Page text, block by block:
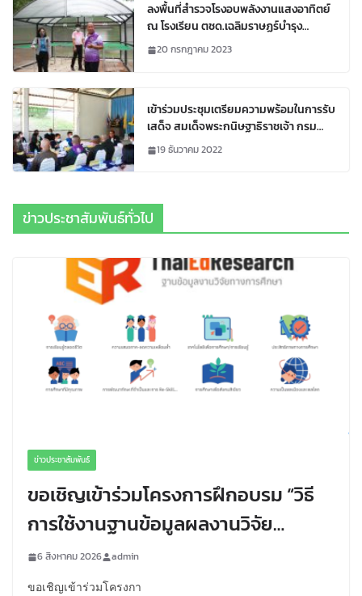
ลงพื้นที่สำรวจโรงอบพลังงานแสงอาทิตย์
ณ โรงเรียน ตชด.เฉลิมราษฏร์บำรุง
อ.ด่านซ้าย จ.เลย
20 กรกฎาคม 2023
เข้าร่วมประชุมเตรียมความพร้อมในการรับ
เสด็จ สมเด็จพระกนิษฐาธิราชเจ้า กรม
สมเด็จพระเทพรัตนราชสุดาฯ สยามบรม
19 ธันวาคม 2022
ข่าวประชาสัมพันธ์ทั่วไป
ข่าวประชาสัมพันธ์
ขอเชิญเข้าร่วมโครงการฝึกอบรม “วิธี
การใช้งานฐานข้อมูลผลงานวิจัย
ทางการศึกษา (ThaiEdResearch)”
6 สิงหาคม 2026 admin
ขอเชิญเข้าร่วมโครงกา